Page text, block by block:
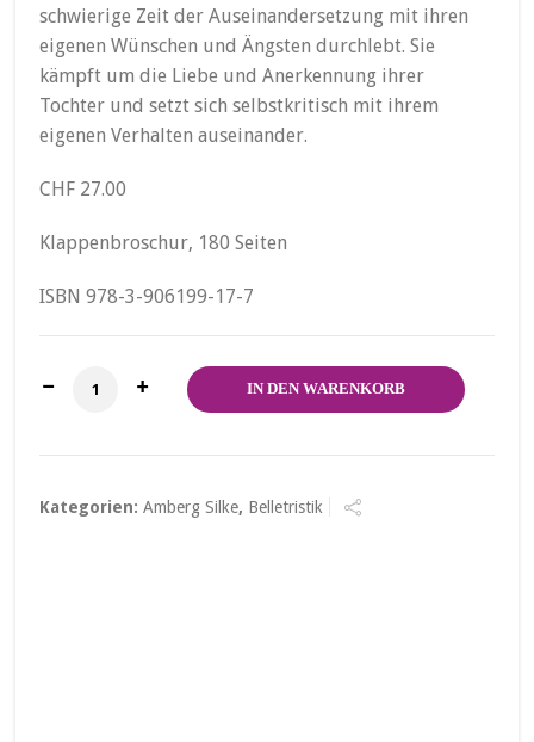
schwierige Zeit der Auseinandersetzung mit ihren
eigenen Wünschen und Ängsten durchlebt. Sie
kämpft um die Liebe und Anerkennung ihrer
Tochter und setzt sich selbstkritisch mit ihrem
eigenen Verhalten auseinander.
CHF 27.00
Klappenbroschur, 180 Seiten
ISBN 978-3-906199-17-7
Ich gehe. Menge IN DEN WARENKORB
Kategorien:Amberg Silke, Belletristik